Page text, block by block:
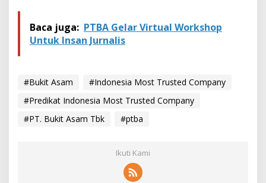
Baca juga: PTBA Gelar Virtual Workshop
Untuk Insan Jurnalis
#Bukit Asam
#Indonesia Most Trusted Company
#Predikat Indonesia Most Trusted Company
#PT. Bukit Asam Tbk
#ptba
Ikuti Kami